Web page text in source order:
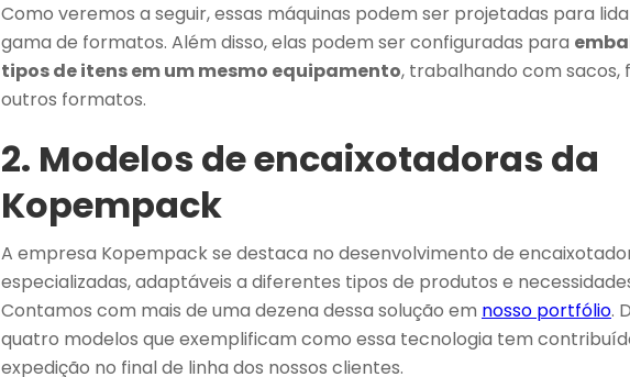
Como veremos a seguir, essas máquinas podem ser projetadas para
gama de formatos. Além disso, elas podem ser configuradas para
tipos de itens em um mesmo equipamento, trabalhando com sacos,
outros formatos.
2. Modelos de encaixotadoras da
Kopempack
A empresa Kopempack se destaca no desenvolvimento de
especializadas, adaptáveis a diferentes tipos de produtos e
Contamos com mais de uma dezena dessa solução em nosso portfólio.
quatro modelos que exemplificam como essa tecnologia tem
expedição no final de linha dos nossos clientes.